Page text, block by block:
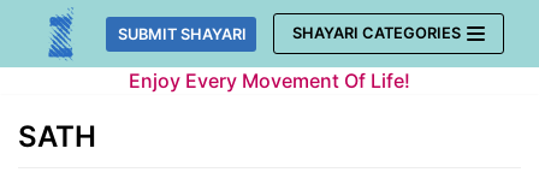
Skip
SUBMIT SHAYARI SHAYARI CATEGORIES
Enjoy Every Movement Of Life!
SATH